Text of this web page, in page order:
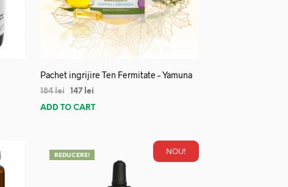
Pachet ingrijire Ten Fermitate – Yamuna
184lei 147 lei
ADD TO CART
NOU!
REDUCERE!